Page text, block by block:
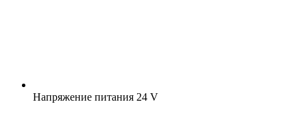
Напряжение питания 24 V